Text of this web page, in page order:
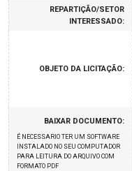
REPARTIÇÃO/SETOR
INTERESSADO:
OBJETO DA LICITAÇÃO:
BAIXAR DOCUMENTO:
É NECESSARIO TER UM SOFTWARE
INSTALADO NO SEU COMPUTADOR
PARA LEITURA DO ARQUIVO COM
FORMATO PDF